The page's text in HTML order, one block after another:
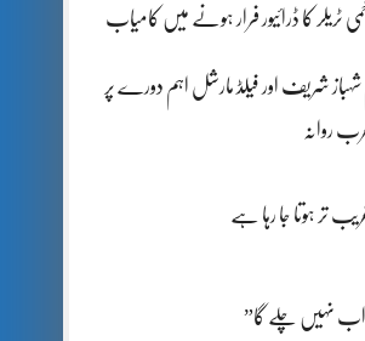
ٹریلر کا ڈرائیور فرار ہونے میں کامیاب
شہباز شریف اور فیلڈ مارشل اہم دورے پر
روانہ
تر ہوتا جا رہا ہے
اب نہیں چلے گا”